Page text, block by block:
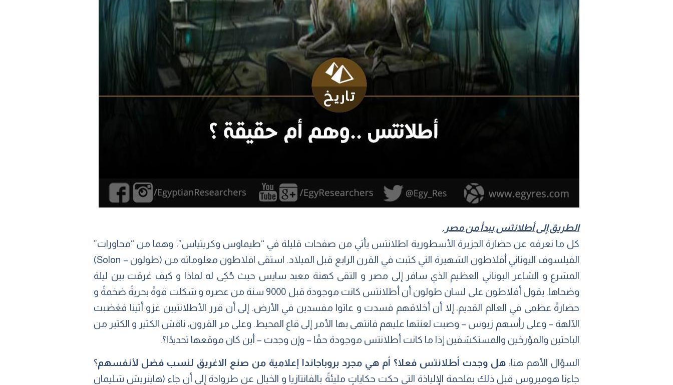
الطريق إلى أطلانتس يبدأ من مصر.
كل ما نعرفه عن حضارة الجزيرة الأسطورية اطلانتس يأتي من صفحات قليلة في “طيماوس وكريتياس”، وهما من “محاورات”
الفيلسوف اليوناني أفلاطون الشهيرة التي كتبت في القرن الرابع قبل الميلاد. استقى افلاطون معلوماته من (طولون – Solon)
المشرع و الشاعر اليوناني العظيم الذي سافر إلى مصر و التقى كهنة معبد سايس حيث حُكِى له لماذا و كيف غرقت بين ليلة
وضحاها. يقول أفلاطون على لسان طولون أن أطلانتس كانت موجودة قبل 9000 سنة من عصره و شكلت قوةً بحريةً ضخمةً و
حضارةً عظمى في العالم القديم، إلا أن أخلاقهم فسدت و عاثوا مفسدين في الأرض. إلى أن قرر الأطلانتيين غزو أثينا فغضبت
الآلهة – وعلى رأسهم زيوس – وصبت لعنتها عليهم فانتهى بها الأمر إلى قاع المحيط. وعلى مر القرون، ناقش الكثير و الكثير من
الباحثين والمؤرخين والمستكشفين إذا ما كانت أطلانتس موجودة حقًا – وإن وجدت – أين كان موقعها تحديدًا؟.
السؤال الأهم هنا: هل وجدت أطلانتس فعلا؟ أم هي مجرد بروباجاندا إعلامية من صنع الاغريق لنسب فضل لأنفسهم؟
جاءنا هوميروس قبل ذلك بملحمة الإلياذة التي حكت حكاياتٍ مليئةً بالفانتازيا و الخيال عن طروادة إلى أن جاء (هاينريش شليمان